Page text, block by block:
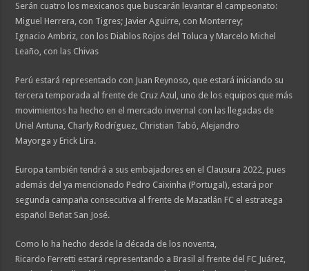
Serán cuatro los mexicanos que buscarán levantar el campeonato:
Miguel Herrera, con Tigres; Javier Aguirre, con Monterrey;
Ignacio Ambriz, con los Diablos Rojos del Toluca y Marcelo Michel
Leaño, con las Chivas
Perú estará representado con Juan Reynoso, que estará iniciando su
tercera temporada al frente de Cruz Azul, uno de los equipos que más
movimientos ha hecho en el mercado invernal con las llegadas de
Uriel Antuna, Charly Rodríguez, Christian Tabó, Alejandro
Mayorga y Erick Lira.
Europa también tendrá a sus embajadores en el Clausura 2022, pues
además del ya mencionado Pedro Caixinha (Portugal), estará por
segunda campaña consecutiva al frente de Mazatlán FC el estratega
español Beñat San José.
Como lo ha hecho desde la década de los noventa,
Ricardo Ferretti estará representando a Brasil al frente del FC Juárez,